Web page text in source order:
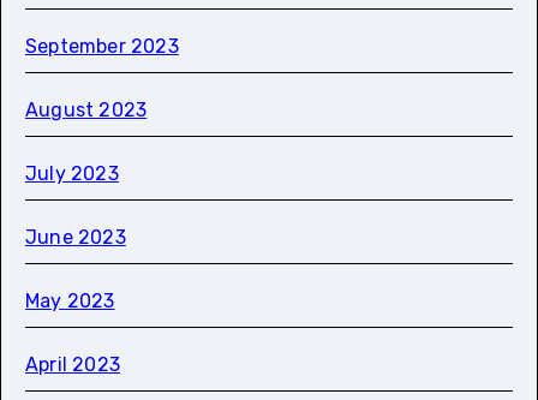
September 2023
August 2023
July 2023
June 2023
May 2023
April 2023